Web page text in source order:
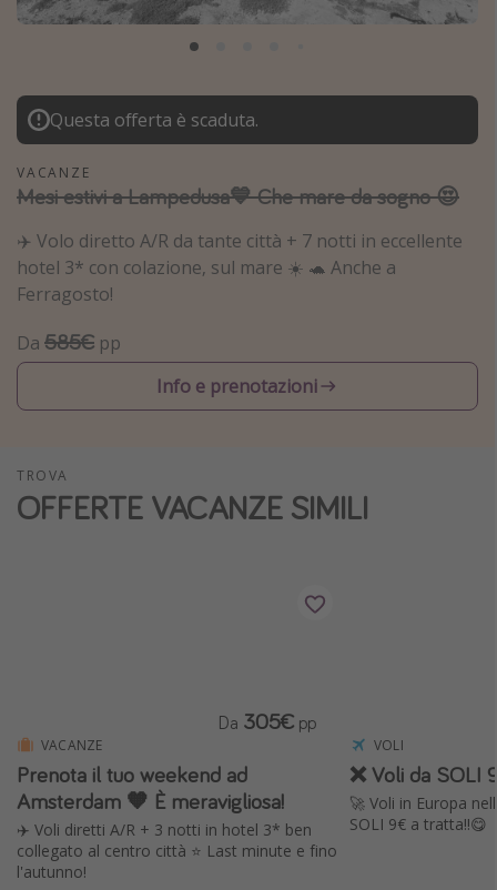
Grecia
Egitto
Tunisia
Malta
Canarie
Capo Verde
Tipo di vacanza
Vacanze last minute
Vacanze all inclusive
Last minute capodanno
Vacanze con bambini
Calendario di viaggio
Festività del 2026
Città più visitate
Questa offerta è scaduta.
VACANZE
Mesi estivi a Lampedusa💙 Che mare da sogno 😍
✈️ Volo diretto A/R da tante città + 7 notti in eccellente
hotel 3* con colazione, sul mare ☀️ 🐢 Anche a
Ferragosto!
Da 585€ pp
Info e prenotazioni
TROVA
OFFERTE VACANZE SIMILI
VACANZE
Prenota il tuo weekend ad
Amsterdam 🧡 È meravigliosa!
✈️ Voli diretti A/R + 3 notti in hotel 3* ben
collegato al centro città ⭐️ Last minute e fino
l'autunno!
Da 305€ pp
VOLI
❌ Voli da SOLI
🚀 Voli in Europa
SOLI 9€ a tratta!!😋